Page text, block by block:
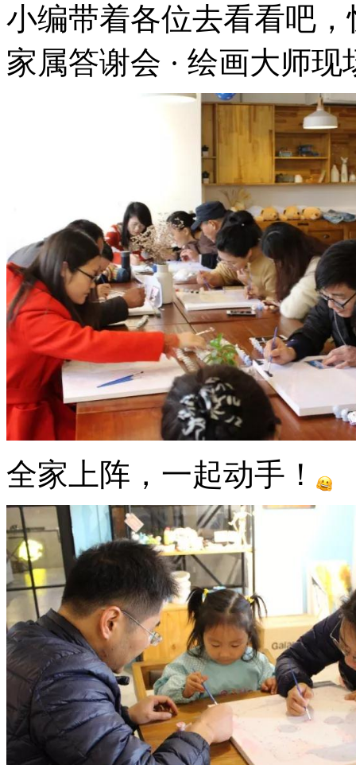
小编带着各位去看看吧，
家属答谢会 · 绘画大师现
全家上阵，一起动手！